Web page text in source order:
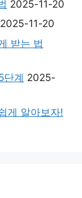
2025-11-20
2025-11-20
받는 법
단계 2025-
게 알아보자!